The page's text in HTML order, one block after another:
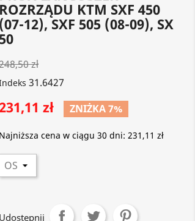
ROZRZĄDU KTM SXF 450
(07-12), SXF 505 (08-09), SX
50
zł
31.6427
zł ZNIŻKA 7%
Najniższa cena w ciągu 30 dni: 231,11 zł
Udostępnij